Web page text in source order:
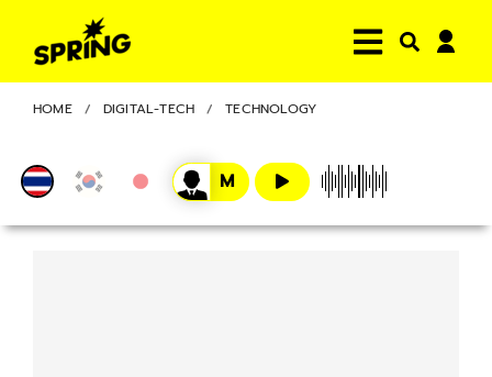
HOME DIGITAL-TECH TECHNOLOGY